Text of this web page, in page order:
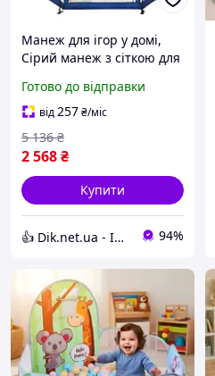
Манеж для ігор у домі,
Сірий манеж з сіткою для
легкою збіркою GM-80
Готово до відправки
від257₴/міс
2 568₴
5 136 ₴
Купити
👍 Dik.net.ua - Інтернет магазин 94%